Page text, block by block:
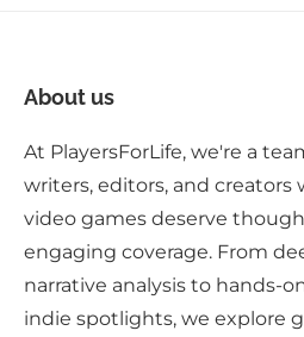
About us
At PlayersForLife, we're a
writers, editors, and creators
video games deserve
engaging coverage. From
narrative analysis to hands-
indie spotlights, we explore